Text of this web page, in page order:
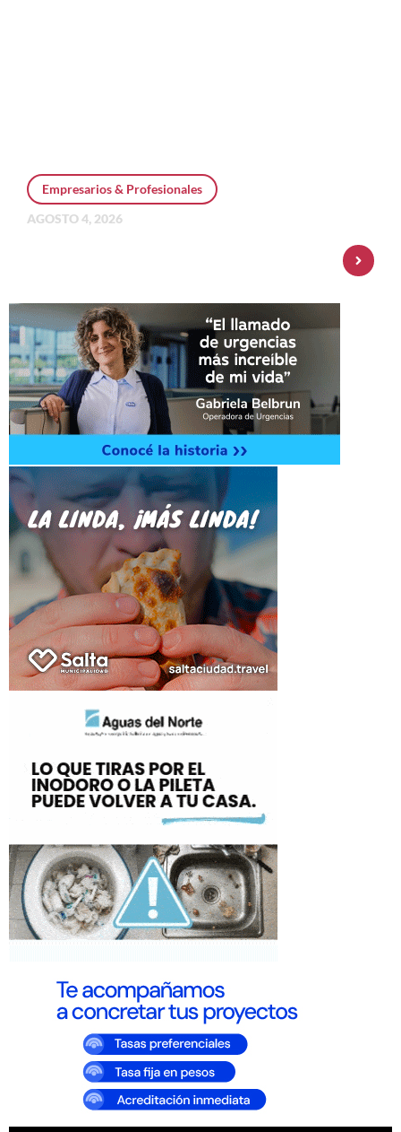
Empresarios & Profesionales
AGOSTO 4, 2026